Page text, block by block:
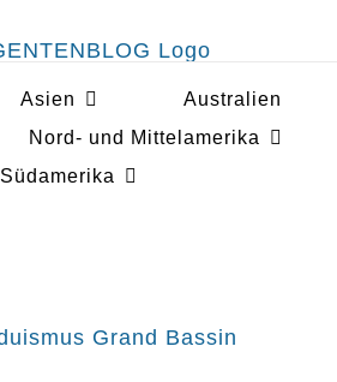
Asien
Australien
Nord- und Mittelamerika
Südamerika